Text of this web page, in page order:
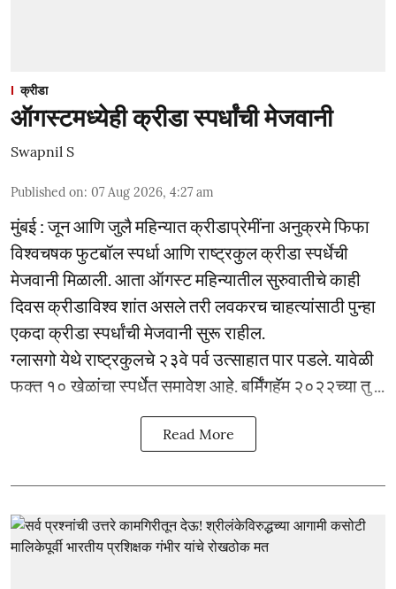
क्रीडा
ऑगस्टमध्येही क्रीडा स्पर्धांची मेजवानी
Swapnil S
Published on: 07 Aug 2026, 4:27 am
मुंबई : जून आणि जुलै महिन्यात क्रीडाप्रेमींना अनुक्रमे फिफा
विश्वचषक फुटबॉल स्पर्धा आणि राष्ट्रकुल क्रीडा स्पर्धेची
मेजवानी मिळाली. आता ऑगस्ट महिन्यातील सुरुवातीचे काही
दिवस क्रीडाविश्व शांत असले तरी लवकरच चाहत्यांसाठी पुन्हा
एकदा क्रीडा स्पर्धांची मेजवानी सुरू राहील.
ग्लासगो येथे राष्ट्रकुलचे २३वे पर्व उत्साहात पार पडले. यावेळी
फक्त १० खेळांचा स्पर्धेत समावेश आहे. बर्मिंगहॅम २०२२च्या तु ...
Read More